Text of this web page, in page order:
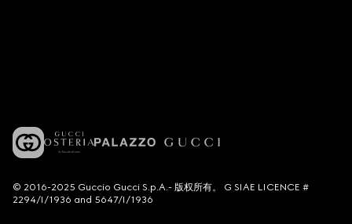
© 2016-2025 Guccio Gucci S.p.A.- 版权所有。 G SIAE LICENCE #
2294/I/1936 and 5647/I/1936